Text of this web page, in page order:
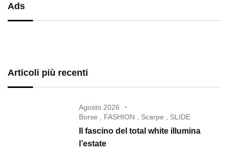
Ads
Articoli più recenti
Agosto 2026
Borse , FASHION , Scarpe , SLIDE
Il fascino del total white illumina
l’estate